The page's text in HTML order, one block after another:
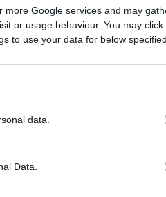
Google services and may
or usage behaviour. You may
to use your data for below
data.
Data.
alapvető
egyén életében, mivel
van az önbizalomra, a
és az általános
jól kiegyensúlyozott
hogy az egyén képes
körülményekhez,
másokkal, és
a stresszt.